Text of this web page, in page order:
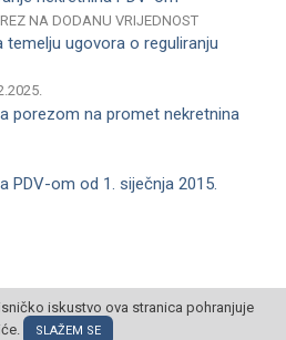
NA DODANU VRIJEDNOST
temelju ugovora o reguliranju
porezom na promet nekretnina
PDV-om od 1. siječnja 2015.
Sva prava pridržana
iskustvo ova stranica pohranjuje
SLAŽEM SE